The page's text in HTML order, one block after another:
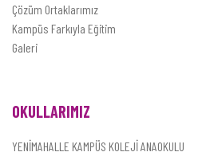
Çözüm Ortaklarımız
Kampüs Farkıyla Eğitim
Galeri
OKULLARIMIZ
YENİMAHALLE KAMPÜS KOLEJİ ANAOKULU